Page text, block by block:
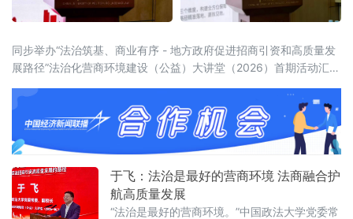
同步举办“法治筑基、商业有序 - 地方政府促进招商引资和高质量发
展路径”法治化营商环境建设（公益）大讲堂（2026）首期活动汇聚
同聚焦法治化营商环境建设的理论前沿与实践路径。中国政法大学
党委常委、副校长于飞，全国政协委员、中国政法
于飞：法治是最好的营商环境 法商融合护
航高质量发展
“法治是最好的营商环境。”中国政法大学党委常